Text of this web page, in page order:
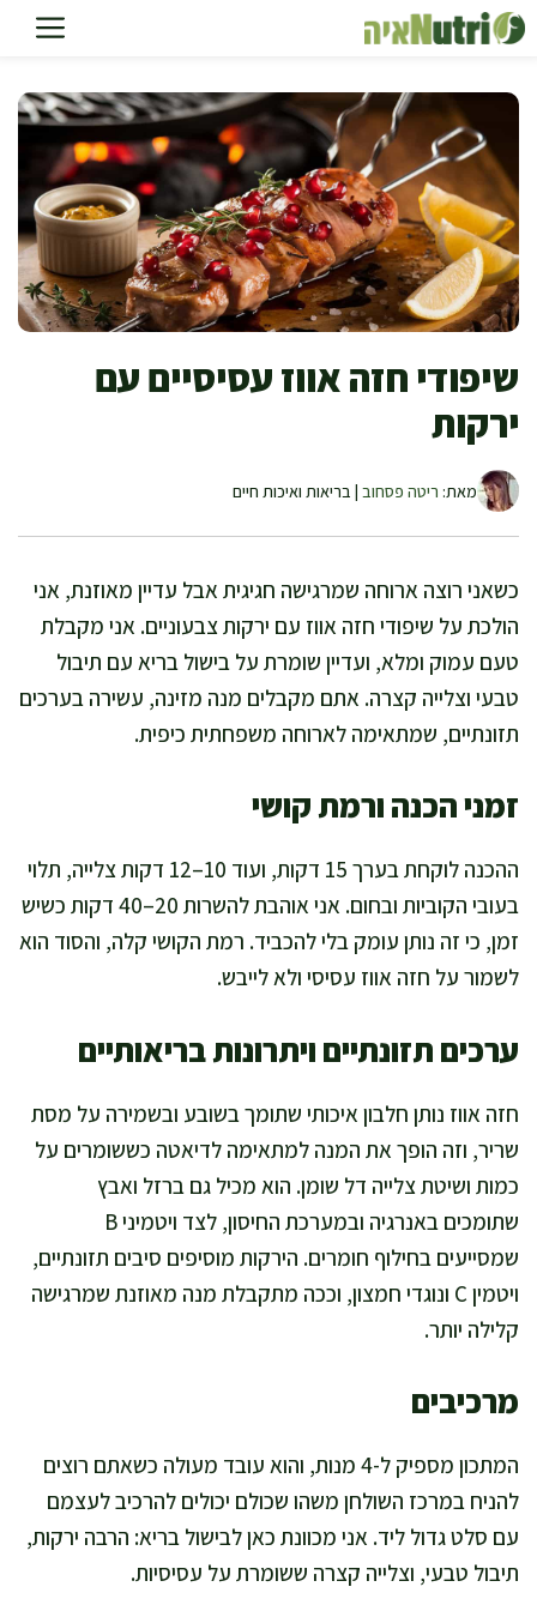
לדלג
לתוכן
שיפודי חזה אווז עסיסיים עם
ירקות
מאת: ריטה פסחוב | בריאות ואיכות חיים
כשאני רוצה ארוחה שמרגישה חגיגית אבל עדיין מאוזנת, אני
הולכת על שיפודי חזה אווז עם ירקות צבעוניים. אני מקבלת
טעם עמוק ומלא, ועדיין שומרת על בישול בריא עם תיבול
טבעי וצלייה קצרה. אתם מקבלים מנה מזינה, עשירה בערכים
תזונתיים, שמתאימה לארוחה משפחתית כיפית.
זמני הכנה ורמת קושי
ההכנה לוקחת בערך 15 דקות, ועוד 10–12 דקות צלייה, תלוי
בעובי הקוביות ובחום. אני אוהבת להשרות 20–40 דקות כשיש
זמן, כי זה נותן עומק בלי להכביד. רמת הקושי קלה, והסוד הוא
לשמור על חזה אווז עסיסי ולא לייבש.
ערכים תזונתיים ויתרונות בריאותיים
חזה אווז נותן חלבון איכותי שתומך בשובע ובשמירה על מסת
שריר, וזה הופך את המנה למתאימה לדיאטה כששומרים על
כמות ושיטת צלייה דל שומן. הוא מכיל גם ברזל ואבץ
שתומכים באנרגיה ובמערכת החיסון, לצד ויטמיני B
שמסייעים בחילוף חומרים. הירקות מוסיפים סיבים תזונתיים,
ויטמין C ונוגדי חמצון, וככה מתקבלת מנה מאוזנת שמרגישה
קלילה יותר.
מרכיבים
המתכון מספיק ל-4 מנות, והוא עובד מעולה כשאתם רוצים
להניח במרכז השולחן משהו שכולם יכולים להרכיב לעצמם
עם סלט גדול ליד. אני מכוונת כאן לבישול בריא: הרבה ירקות,
תיבול טבעי, וצלייה קצרה ששומרת על עסיסיות.